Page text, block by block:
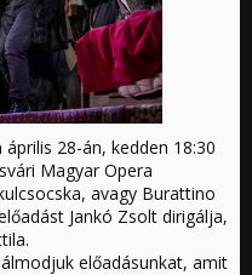
28-án, kedden 18:30
Magyar Opera
avagy Burattino
Jankó Zsolt dirigálja,
előadásunkat, amit